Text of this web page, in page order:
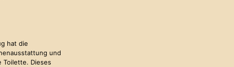
hat die
und
Toilette. Dieses